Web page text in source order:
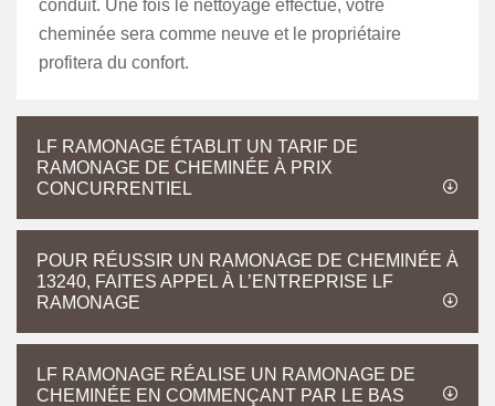
conduit. Une fois le nettoyage effectué, votre
cheminée sera comme neuve et le propriétaire
profitera du confort.
LF RAMONAGE ÉTABLIT UN TARIF DE
RAMONAGE DE CHEMINÉE À PRIX
CONCURRENTIEL
POUR RÉUSSIR UN RAMONAGE DE CHEMINÉE À
13240, FAITES APPEL À L’ENTREPRISE LF
RAMONAGE
LF RAMONAGE RÉALISE UN RAMONAGE DE
CHEMINÉE EN COMMENÇANT PAR LE BAS